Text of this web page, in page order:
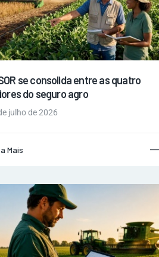
se consolida entre as quatro
do seguro agro
julho de 2026
Mais